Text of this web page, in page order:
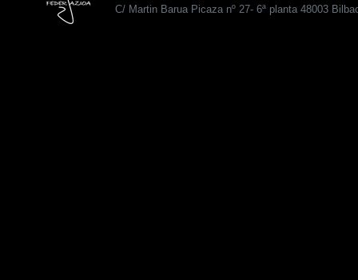
C/ Martin Barua Picaza nº 27- 6ª planta 48003